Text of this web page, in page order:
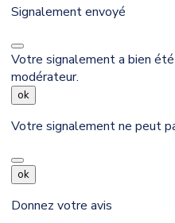
Signalement envoyé
Votre signalement a bien
modérateur.
ok
Votre signalement ne peut
ok
Donnez votre avis